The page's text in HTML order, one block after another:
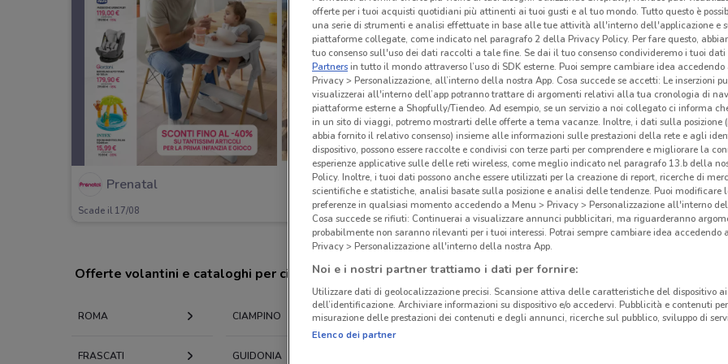
Prenatal
Scade il 17/08 3.8 km
Offerte volantini e cataloghi per città nelle vicinanze
ROMA CIAMPINO FIUMICINO MONTEROTONDO
FRASCATI
GUIDONIA
offerte per i tuoi acquisti quotidiani più attinenti ai tuoi gusti e al tuo mondo. Tutto questo è
una serie di strumenti e analisi effettuate in base alle tue attività all'interno dell'applicazione e
piattaforme collegate, come indicato nel paragrafo 2 della Privacy Policy. Per fare questo,
tuo consenso sull'uso dei dati raccolti a tale fine. Se dai il tuo consenso condivideremo i tuoi dati
Partnersin tutto il mondo attraverso l’uso di SDK esterne. Puoi sempre cambiare idea accedendo
Privacy > Personalizzazione, all’interno della nostra App. Cosa succede se accetti: Le inserzioni
visualizzerai all'interno dell’app potranno trattare di argomenti relativi alla tua cronologia di
piattaforme esterne a Shopfully/Tiendeo. Ad esempio, se un servizio a noi collegato ci informa
in un sito di viaggi, potremo mostrarti delle offerte a tema vacanze. Inoltre, i dati sulla posizione
abbia fornito il relativo consenso) insieme alle informazioni sulle prestazioni della rete e agli
dispositivo, possono essere raccolte e condivisi con terze parti per comprendere e migliorare la
esperienze applicative sulle delle reti wireless, come meglio indicato nel paragrafo 13.b della
Policy. Inoltre, i tuoi dati possono anche essere utilizzati per la creazione di report, ricerche di
scientifiche e statistiche, analisi basate sulla posizione e analisi delle tendenze. Puoi modificare
preferenze in qualsiasi momento accedendo a Menu > Privacy > Personalizzazione all'interno
Cosa succede se rifiuti: Continuerai a visualizzare annunci pubblicitari, ma riguarderanno
probabilmente non saranno rilevanti per i tuoi interessi. Potrai sempre cambiare idea accedendo
Privacy > Personalizzazione all'interno della nostra App.
Noi e i nostri partner trattiamo i dati per fornire:
Utilizzare dati di geolocalizzazione precisi. Scansione attiva delle caratteristiche del dispositivo
dell’identificazione. Archiviare informazioni su dispositivo e/o accedervi. Pubblicità e contenuti
misurazione delle prestazioni dei contenuti e degli annunci, ricerche sul pubblico, sviluppo di
Elenco dei partner